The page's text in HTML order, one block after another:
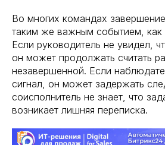
Во многих командах
таким же важным событием, как
Если руководитель не увидел,
он может продолжать считать
незавершенной. Если
сигнал, он может задержать
соисполнитель не знает, что
возникает лишняя переписка.